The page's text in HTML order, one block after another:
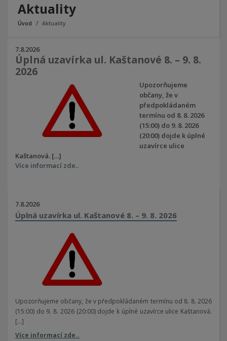
Aktuality
Úvod Aktuality
7.8.2026
Úplná uzavírka ul. Kaštanové 8. – 9. 8.
2026
Úplná uzavírka ul. Kaštanové 8. – 9.
Upozorňujeme
občany, že v
předpokládaném
termínu od 8. 8. 2026
(15:00) do 9. 8. 2026
(20:00) dojde k úplné
uzavírce ulice
Kaštanová. […]
Více informací zde..
7.8.2026
Úplná uzavírka ul. Kaštanové 8. – 9. 8. 2026
Úplná uzavírka ul. Kaštanové 8. – 9.
Upozorňujeme občany, že v předpokládaném termínu od 8. 8. 2026
(15:00) do 9. 8. 2026 (20:00) dojde k úplné uzavírce ulice Kaštanová.
[…]
Více informací zde..